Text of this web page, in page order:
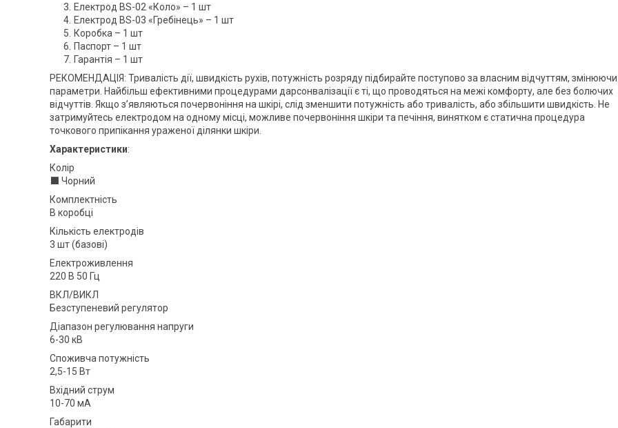
Електрод BS-02 «Коло» – 1 шт
Електрод BS-03 «Гребінець» – 1 шт
Коробка – 1 шт
Паспорт – 1 шт
Гарантія – 1 шт
РЕКОМЕНДАЦІЯ: Тривалість дії, швидкість рухів, потужність розряду підбирайте поступово за власним відчуттям, змінюючи
параметри. Найбільш ефективними процедурами дарсонвалізації є ті, що проводяться на межі комфорту, але без болючих
відчуттів. Якщо з’являються почервоніння на шкірі, слід зменшити потужність або тривалість, або збільшити швидкість. Не
затримуйтесь електродом на одному місці, можливе почервоніння шкіри та печіння, винятком є статична процедура
точкового припікання ураженої ділянки шкіри.
Характеристики:
Колір
⬛ Чорний
Комплектність
В коробці
Кількість електродів
3 шт (базові)
Електроживлення
220 В 50 Гц
ВКЛ/ВИКЛ
Безступеневий регулятор
Діапазон регулювання напруги
6-30 кВ
Споживча потужність
2,5-15 Вт
Вхідний струм
10-70 мА
Габарити